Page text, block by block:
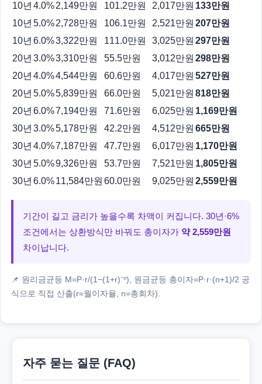
10년 4.0%2,149만원 101.2만원 2,017만원 133만원
10년 5.0%2,728만원 106.1만원 2,521만원 207만원
10년 6.0%3,322만원 111.0만원 3,025만원 297만원
20년 3.0%3,310만원 55.5만원 3,012만원 298만원
20년 4.0%4,544만원 60.6만원 4,017만원 527만원
20년 5.0%5,839만원 66.0만원 5,021만원 818만원
20년 6.0%7,194만원 71.6만원 6,025만원 1,169만원
30년 3.0%5,178만원 42.2만원 4,512만원 665만원
30년 4.0%7,187만원 47.7만원 6,017만원 1,170만원
30년 5.0%9,326만원 53.7만원 7,521만원 1,805만원
30년 6.0%11,584만원 60.0만원 9,025만원 2,559만원
기간이 길고 금리가 높을수록 차액이 커집니다. 30년·6%
조건에서는 상환방식만 바꿔도 총이자가 약 2,559만원
차이납니다.
📌 원리금균등 M=P·r/(1−(1+r)⁻ⁿ), 원금균등 총이자=P·r·(n+1)/2 공
식으로 직접 산출(r=월이자율, n=총회차).
자주 묻는 질문 (FAQ)